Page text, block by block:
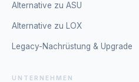
Alternative zu ASU
Alternative zu LOX
Legacy-Nachrüstung & Upgrade
UNTERNEHMEN